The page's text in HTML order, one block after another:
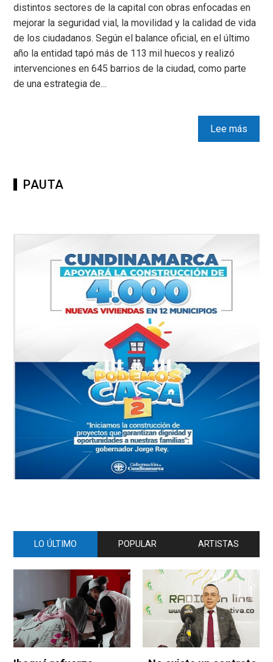
distintos sectores de la capital con obras enfocadas en
mejorar la seguridad vial, la movilidad y la calidad de vida
de los ciudadanos. Según el balance oficial, en el último
año la entidad tapó más de 113 mil huecos y realizó
intervenciones en 645 barrios de la ciudad, como parte
de una estrategia de…
Lee más
PAUTA
LO ÚLTIMO POPULAR ARTISTAS